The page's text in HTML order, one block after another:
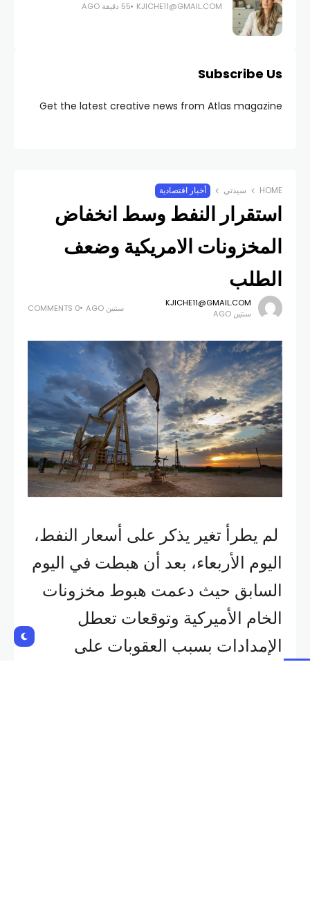
KJICHE11@GMAIL.COM 55 دقيقة AGO
Subscribe Us
Get the latest creative news from Atlas magazine
HOME سيدتي أخبار اقتصادية
استقرار النفط وسط انخفاض
المخزونات الامريكية وضعف
الطلب
KJICHE11@GMAIL.COM
سنتين AGO
سنتين AGO 0 COMMENTS
لم يطرأ تغير يذكر على أسعار النفط،
اليوم الأربعاء، بعد أن هبطت في اليوم
السابق حيث دعمت هبوط مخزونات
الخام الأميركية وتوقعات تعطل
الإمدادات بسبب العقوبات على